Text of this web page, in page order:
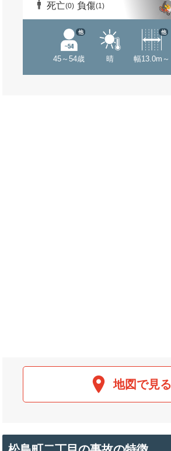
死亡(0) 負傷(1)
45～54歳
他
晴 幅13.0m～
他
地図で見る